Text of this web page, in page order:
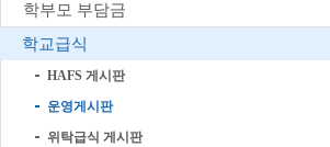
학부모 부담금
학교급식
HAFS 게시판
운영게시판
위탁급식 게시판